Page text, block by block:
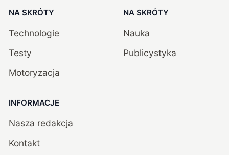
NA SKRÓTY
Technologie
Testy
Motoryzacja
NA SKRÓTY
Nauka
Publicystyka
INFORMACJE
Nasza redakcja
Kontakt